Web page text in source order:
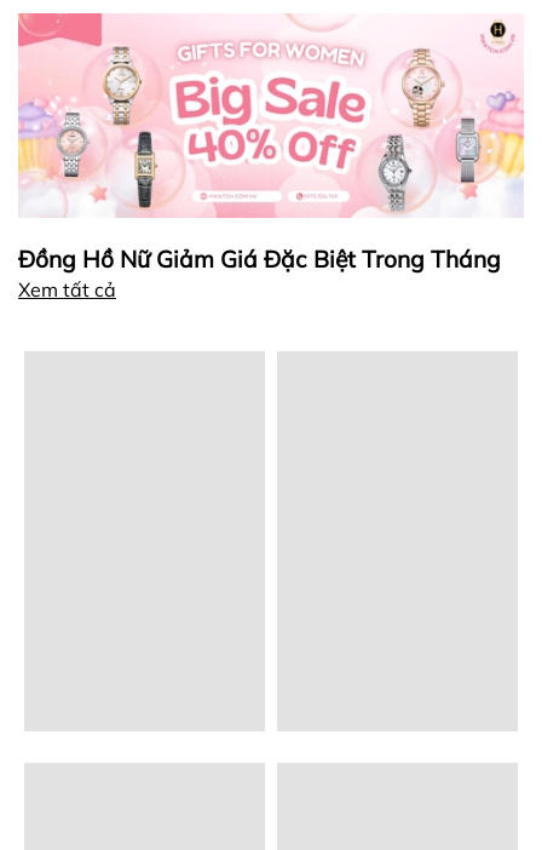
Đồng Hồ Nữ Giảm Giá Đặc Biệt Trong Tháng
Xem tất cả